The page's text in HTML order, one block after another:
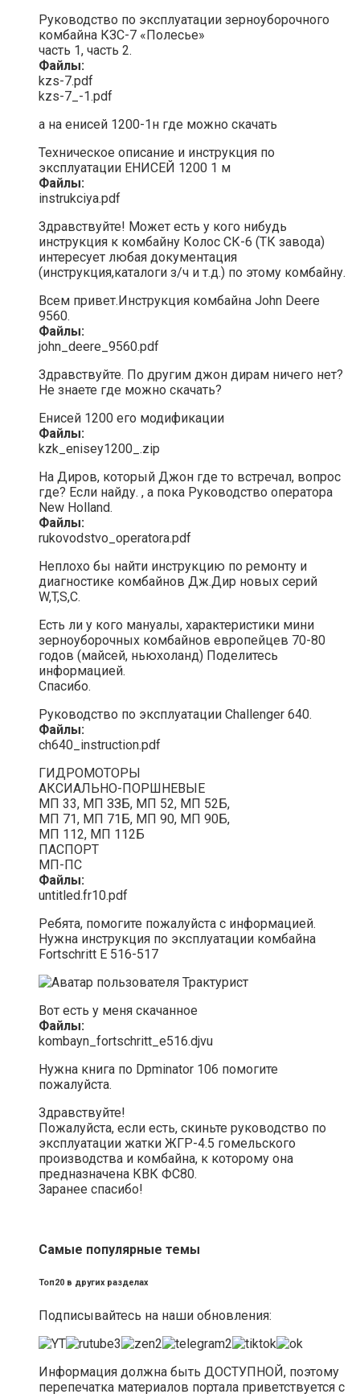
Руководство по эксплуатации зерноуборочного
комбайна КЗС-7 «Полесье»
часть 1, часть 2.
Файлы:
kzs-7.pdf
kzs-7_-1.pdf
а на енисей 1200-1н где можно скачать
Техническое описание и инструкция по
эксплуатации ЕНИСЕЙ 1200 1 м
Файлы:
instrukciya.pdf
Здравствуйте! Может есть у кого нибудь
инструкция к комбайну Колос СК-6 (ТК завода)
интересует любая документация
(инструкция,каталоги з/ч и т.д.) по этому комбайну.
Всем привет.Инструкция комбайна John Deere
9560.
Файлы:
john_deere_9560.pdf
Здравствуйте. По другим джон дирам ничего нет?
Не знаете где можно скачать?
Енисей 1200 его модификации
Файлы:
kzk_enisey1200_.zip
На Диров, который Джон где то встречал, вопрос
где? Если найду. , а пока Руководство оператора
New Holland.
Файлы:
rukovodstvo_operatora.pdf
Неплохо бы найти инструкцию по ремонту и
диагностике комбайнов Дж.Дир новых серий
W,T,S,C.
Есть ли у кого мануалы, характеристики мини
зерноуборочных комбайнов европейцев 70-80
годов (майсей, ньюхоланд) Поделитесь
информацией.
Спасибо.
Руководство по эксплуатации Challenger 640.
Файлы:
ch640_instruction.pdf
ГИДРОМОТОРЫ
АКСИАЛЬНО-ПОРШНЕВЫЕ
МП 33, МП ЗЗБ, МП 52, МП 52Б,
МП 71, МП 71Б, МП 90, МП 90Б,
МП 112, МП 112Б
ПАСПОРТ
МП-ПС
Файлы:
untitled.fr10.pdf
Ребята, помогите пожалуйста с информацией.
Нужна инструкция по эксплуатации комбайна
Fortschritt E 516-517
Вот есть у меня скачанное
Файлы:
kombayn_fortschritt_e516.djvu
Нужна книга по Dpminator 106 помогите
пожалуйста.
Здравствуйте!
Пожалуйста, если есть, скиньте руководство по
эксплуатации жатки ЖГР-4.5 гомельского
производства и комбайна, к которому она
предназначена КВК ФС80.
Заранее спасибо!
Самые популярные темы
Топ20 в других разделах
Подписывайтесь на наши обновления:
Информация должна быть ДОСТУПНОЙ, поэтому
перепечатка материалов портала приветствуется с